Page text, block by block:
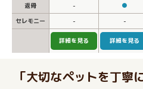
返骨
- ●
セレモニー
- -
詳細を見る 詳細を見る
「大切なペットを丁寧